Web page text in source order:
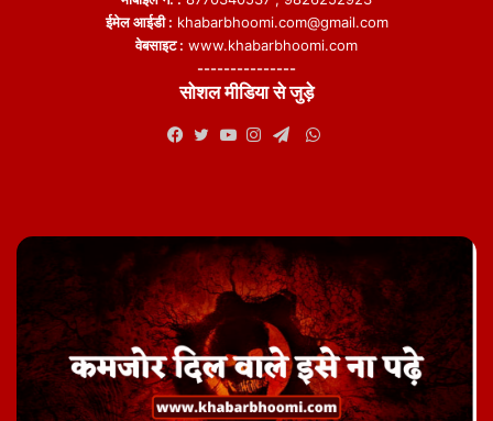
ईमेल आईडी : khabarbhoomi.com@gmail.com
वेबसाइट : www.khabarbhoomi.com
---------------
सोशल मीडिया से जुड़े
WhatsApp